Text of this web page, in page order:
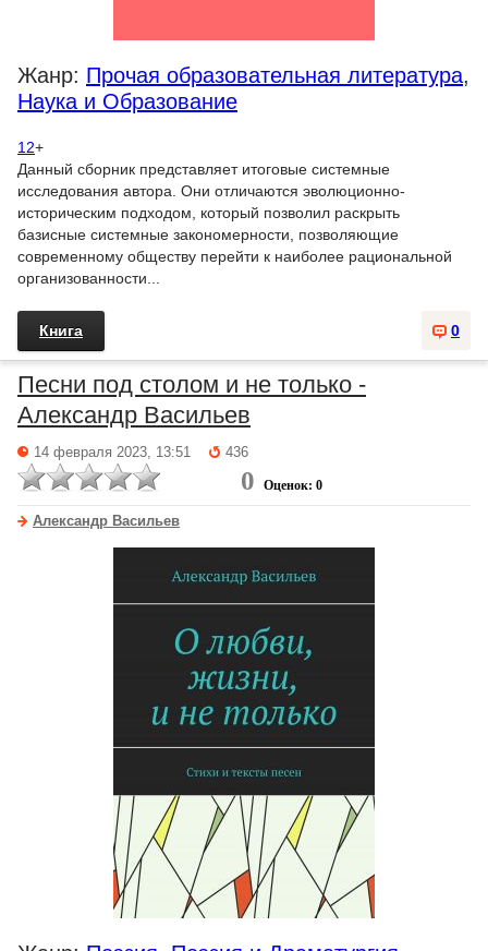
Жанр: Прочая образовательная литература,
Наука и Образование
12+
Данный сборник представляет итоговые системные
исследования автора. Они отличаются эволюционно-
историческим подходом, который позволил раскрыть
базисные системные закономерности, позволяющие
современному обществу перейти к наиболее рациональной
организованности...
0
Книга
Песни под столом и не только -
Александр Васильев
14 февраля 2023, 13:51 436
0 Оценок: 0
Александр Васильев